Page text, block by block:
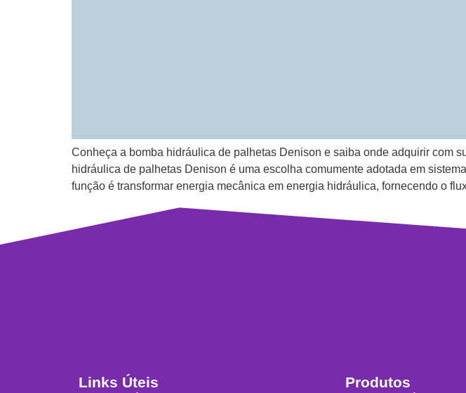
Conheça a bomba hidráulica de palhetas Denison e saiba onde adquirir com
hidráulica de palhetas Denison é uma escolha comumente adotada em
função é transformar energia mecânica em energia hidráulica, fornecendo o
Links Úteis Produtos